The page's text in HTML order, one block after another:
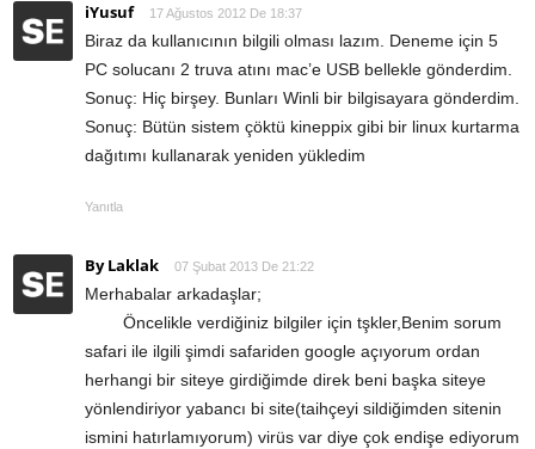
iYusuf 17 Ağustos 2012 De 18:37
Biraz da kullanıcının bilgili olması lazım. Deneme için 5
PC solucanı 2 truva atını mac’e USB bellekle gönderdim.
Sonuç: Hiç birşey. Bunları Winli bir bilgisayara gönderdim.
Sonuç: Bütün sistem çöktü kineppix gibi bir linux kurtarma
dağıtımı kullanarak yeniden yükledim
Yanıtla
By Laklak 07 Şubat 2013 De 21:22
Merhabalar arkadaşlar;
Öncelikle verdiğiniz bilgiler için tşkler,Benim sorum
safari ile ilgili şimdi safariden google açıyorum ordan
herhangi bir siteye girdiğimde direk beni başka siteye
yönlendiriyor yabancı bi site(taihçeyi sildiğimden sitenin
ismini hatırlamıyorum) virüs var diye çok endişe ediyorum